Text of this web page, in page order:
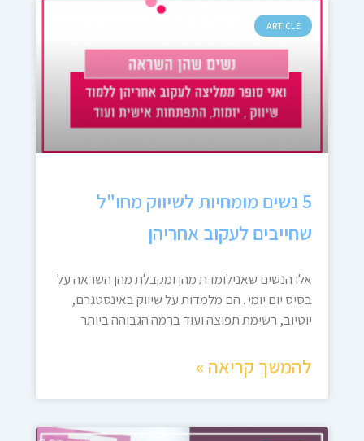
ARTICLE
5 נשים מומחיות לשיווק מחו"ל
שחייבים לעקוב אחריהן
אלו הנשים שאנילומדת מהן ומקבלת מהן השראה על
בסיס יום יומי . הם מלמדות על שיווק באינסטגרם,
יוטיוב, רשימת תפוצה ועוד ברמה הגבוהה ביותר
להמשך קריאה »